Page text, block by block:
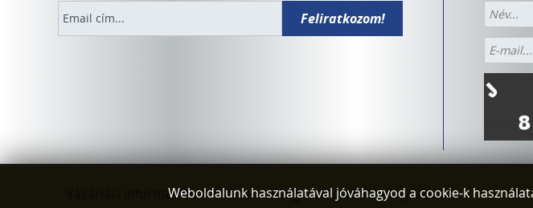
Weboldalunk használatával jóváhagyod a cookie-k
Vásárlási információk Álláslehetőség Adatvédelmi nyilatkozat